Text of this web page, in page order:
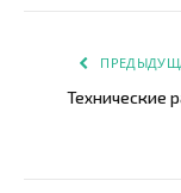
Технические